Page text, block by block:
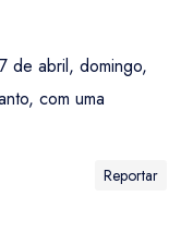
de abril, domingo,
com uma
Reportar